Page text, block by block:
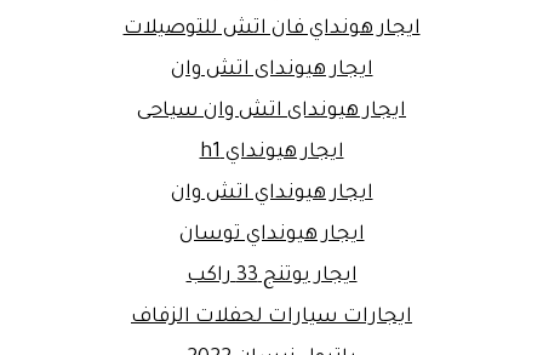
ايجار هونداي فان اتش للتوصيلات
ايجار هيونداى اتش وان
ايجار هيونداى اتش وان سياحى
ايجار هيونداي h1
ايجار هيونداي اتش وان
ايجار هيونداي توسان
ايجار يوتنج 33 راكب
ايجارات سيارات لحفلات الزفاف